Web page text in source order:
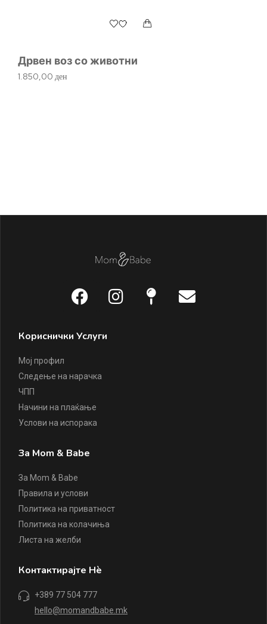
Дрвен воз со животни
1.850,00 ден
Кориснички Услуги
Мој профил
Следење на нарачка
ЧПП
Начини на плаќање
Услови на испорака
За Mom & Babe
За Mom & Babe
Правила и услови
Политика на приватност
Политика на колачиња
Листа на желби
Контактирајте Нè
+389 77 504 777
hello@momandbabe.mk